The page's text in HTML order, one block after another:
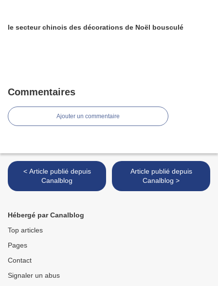
le secteur chinois des décorations de Noël bousculé
Commentaires
Ajouter un commentaire
< Article publié depuis
Canalblog
Article publié depuis
Canalblog >
Hébergé par Canalblog
Top articles
Pages
Contact
Signaler un abus